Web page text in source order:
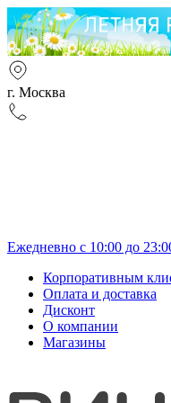
г. Москва
Ежедневно с 10:00 до
Корпоративным
Оплата и доставка
Дисконт
О компании
Магазины